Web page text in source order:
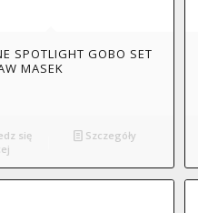
SPOTLIGHT GOBO SET
MASEK
się
Szczegóły